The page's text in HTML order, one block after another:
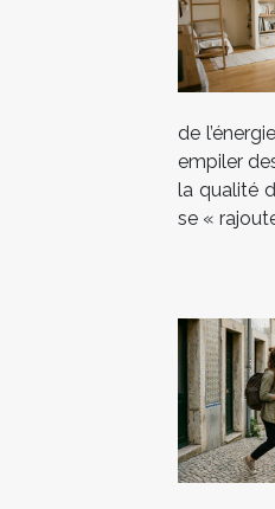
de
empiler
la qualité
se «